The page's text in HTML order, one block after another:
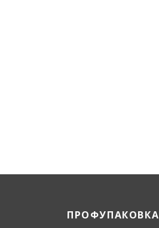
ПРОФУПАКОВКА